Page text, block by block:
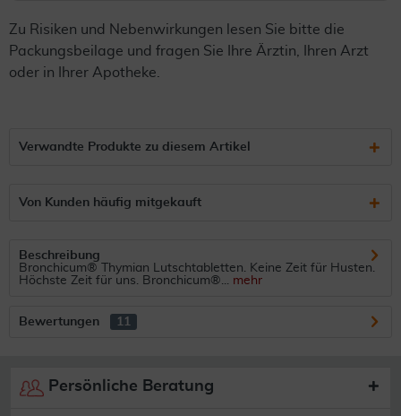
Zu Risiken und Nebenwirkungen lesen Sie bitte die
Packungsbeilage und fragen Sie Ihre Ärztin, Ihren Arzt
oder in Ihrer Apotheke.
Verwandte Produkte zu diesem Artikel
Von Kunden häufig mitgekauft
Beschreibung
Bronchicum® Thymian Lutschtabletten. Keine Zeit für Husten.
Höchste Zeit für uns. Bronchicum®... mehr
Bewertungen 11
Persönliche Beratung